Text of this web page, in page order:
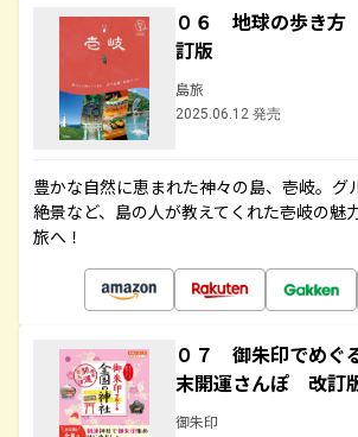
０６ 地球の歩き
訂版
島旅
2025.06.12 発売
豊かな自然に恵まれた神々の島、壱岐。グ
絶景など、島の人が教えてくれた壱岐の魅
旅へ！
０７ 御朱印でめぐ
末開運さんぽ 改訂
御朱印